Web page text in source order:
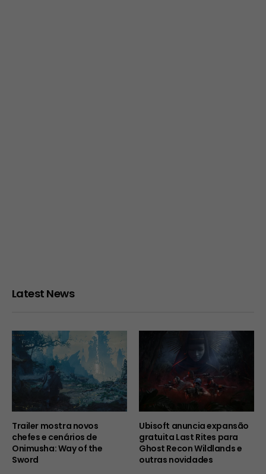
Latest News
Trailer mostra novos
chefes e cenários de
Onimusha: Way of the
Sword
Ubisoft anuncia expansão
gratuita Last Rites para
Ghost Recon Wildlands e
outras novidades